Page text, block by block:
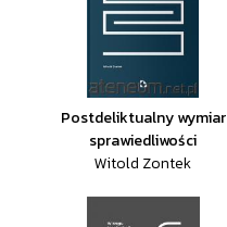
Postdeliktualny wymiar
sprawiedliwości
Witold Zontek